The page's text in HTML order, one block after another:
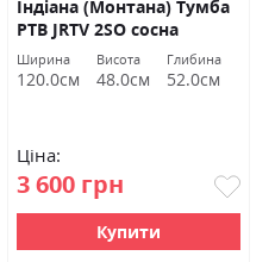
Індіана (Монтана) Тумба
РТВ JRTV 2SО сосна
каньйон БРВ Україна
Ширина
120.0см
Висота
48.0см
Глибина
52.0см
Ціна:
3 600 грн
Купити